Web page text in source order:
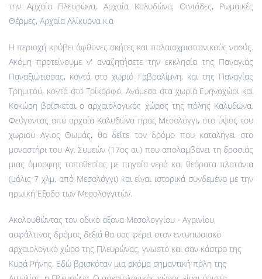
την Αρχαία Πλευρώνα, Αρχαία Καλυδώνα, Οινιάδες, Ρωμαικές
Θέρμες, Αρχαία Αλίκυρνα κ.α
Η περιοχή κρύβει άφθονες σκήτες και παλαιοχριστιανικούς ναούς.
Ακόμη προτείνουμε ν' αναζητήσετε την εκκλησία της Παναγιάς
Παναξιώτισσας, κοντά στο χωριό Γαβρολίμνη, και της Παναγίας
Τρημιτού, κοντά στο Τρίκορφο. Ανάμεσα στα χωριά Ευηνοχώρι και
Κοκώρη βρίσκεται ο αρχαιολογικός χώρος της πόλης Καλυδώνα.
Φεύγοντας από αρχαία Καλυδώνα προς Μεσολόγγι, στο ύψος του
χωριού Αγιος Θωμάς, θα δείτε τον δρόμο που καταλήγει στο
μοναστήρι του Αγ. Συμεών (17ος αι.) που απολαμβάνει τη δροσιάς
μιας όμορφης τοποθεσίας με πηγαία νερά και θεόρατα πλατάνια
(μόλις 7 χλμ. από Μεσολόγγι) και είναι ιστορικά συνδεμένο με την
ηρωική Εξοδο των Μεσολογγιτών.
Ακολουθώντας τον οδικό άξονα Μεσολογγίου - Αγρινίου,
ασφάλτινος δρόμος δεξιά θα σας φέρει στον εντυπωσιακό
αρχαιολογικό χώρο της Πλευρώνας, γνωστό και σαν κάστρο της
Κυρά Ρήνης. Εδώ βρισκόταν μια ακόμα σημαντική πόλη της